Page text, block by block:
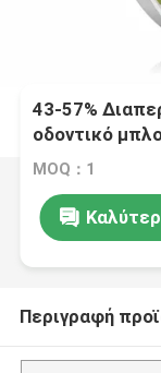
43-57%
οδοντικό
MOQ：1
Περιγραφή